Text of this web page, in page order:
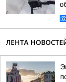
ЛЕНТА